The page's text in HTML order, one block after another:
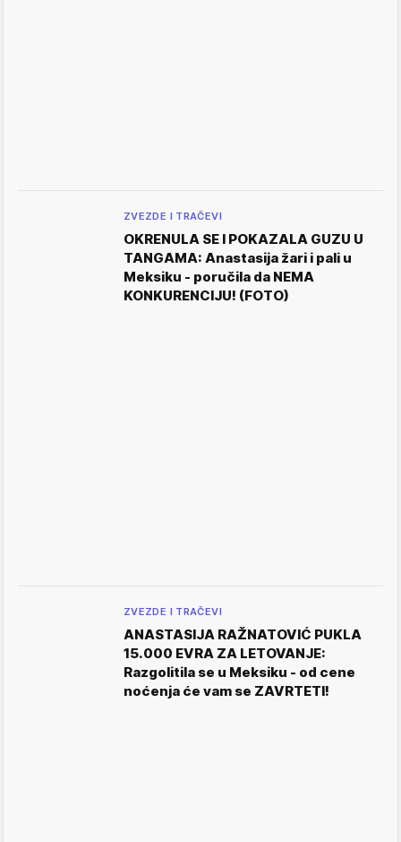
ZVEZDE I TRAČEVI
OKRENULA SE I POKAZALA GUZU U
TANGAMA: Anastasija žari i pali u
Meksiku - poručila da NEMA
KONKURENCIJU! (FOTO)
ZVEZDE I TRAČEVI
ANASTASIJA RAŽNATOVIĆ PUKLA
15.000 EVRA ZA LETOVANJE:
Razgolitila se u Meksiku - od cene
noćenja će vam se ZAVRTETI!